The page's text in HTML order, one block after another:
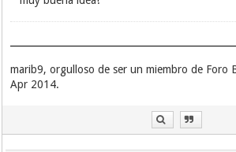
marib9, orgulloso de ser un miembro de Foro
Apr 2014.